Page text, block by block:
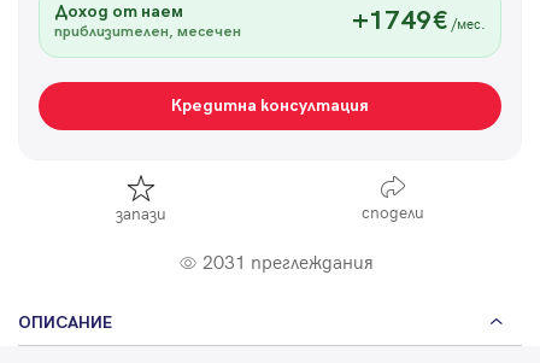
Доход от наем
приблизителен, месечен +1749€ /мес.
Кредитна консултация
запази сподели
2031 преглеждания
ОПИСАНИЕ